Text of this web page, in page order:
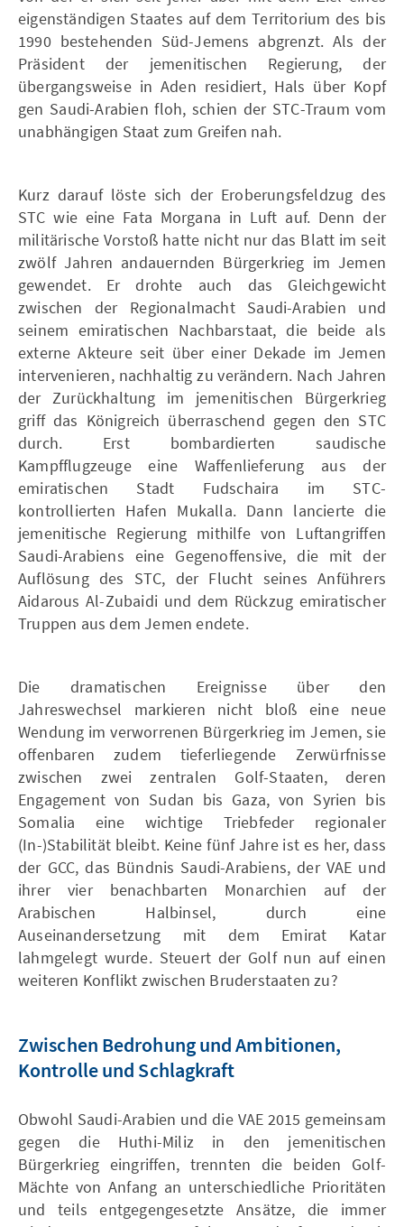
eigenständigen Staates auf dem Territorium des bis
1990 bestehenden Süd-Jemens abgrenzt. Als der
Präsident der jemenitischen Regierung, der
übergangsweise in Aden residiert, Hals über Kopf
gen Saudi-Arabien floh, schien der STC-Traum vom
unabhängigen Staat zum Greifen nah.
Kurz darauf löste sich der Eroberungsfeldzug des
STC wie eine Fata Morgana in Luft auf. Denn der
militärische Vorstoß hatte nicht nur das Blatt im seit
zwölf Jahren andauernden Bürgerkrieg im Jemen
gewendet. Er drohte auch das Gleichgewicht
zwischen der Regionalmacht Saudi-Arabien und
seinem emiratischen Nachbarstaat, die beide als
externe Akteure seit über einer Dekade im Jemen
intervenieren, nachhaltig zu verändern. Nach Jahren
der Zurückhaltung im jemenitischen Bürgerkrieg
griff das Königreich überraschend gegen den STC
durch. Erst bombardierten saudische
Kampfflugzeuge eine Waffenlieferung aus der
emiratischen Stadt Fudschaira im STC-
kontrollierten Hafen Mukalla. Dann lancierte die
jemenitische Regierung mithilfe von Luftangriffen
Saudi-Arabiens eine Gegenoffensive, die mit der
Auflösung des STC, der Flucht seines Anführers
Aidarous Al-Zubaidi und dem Rückzug emiratischer
Truppen aus dem Jemen endete.
Die dramatischen Ereignisse über den
Jahreswechsel markieren nicht bloß eine neue
Wendung im verworrenen Bürgerkrieg im Jemen, sie
offenbaren zudem tieferliegende Zerwürfnisse
zwischen zwei zentralen Golf-Staaten, deren
Engagement von Sudan bis Gaza, von Syrien bis
Somalia eine wichtige Triebfeder regionaler
(In-)Stabilität bleibt. Keine fünf Jahre ist es her, dass
der GCC, das Bündnis Saudi-Arabiens, der VAE und
ihrer vier benachbarten Monarchien auf der
Arabischen Halbinsel, durch eine
Auseinandersetzung mit dem Emirat Katar
lahmgelegt wurde. Steuert der Golf nun auf einen
weiteren Konflikt zwischen Bruderstaaten zu?
Zwischen Bedrohung und Ambitionen,
Kontrolle und Schlagkraft
Obwohl Saudi-Arabien und die VAE 2015 gemeinsam
gegen die Huthi-Miliz in den jemenitischen
Bürgerkrieg eingriffen, trennten die beiden Golf-
Mächte von Anfang an unterschiedliche Prioritäten
und teils entgegengesetzte Ansätze, die immer